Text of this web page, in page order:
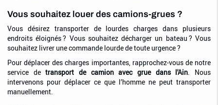
Vous souhaitez louer des camions-grues ?
Vous désirez transporter de lourdes charges dans plusieurs
endroits éloignés ? Vous souhaitez décharger un bateau ? Vous
souhaitez livrer une commande lourde de toute urgence ?
Pour déplacer des charges importantes, rapprochez-vous de notre
service detransport de camion avec grue dans l'Ain. Nous
intervenons pour déplacer ce que l’homme ne peut transporter
manuellement.